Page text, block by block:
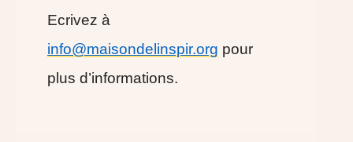
Ecrivez à
info@maisondelinspir.org pour
plus d’informations.